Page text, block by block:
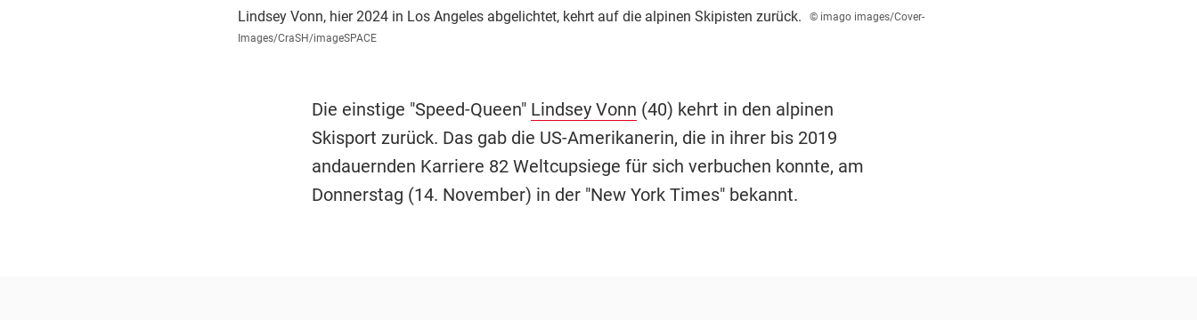
Lindsey Vonn, hier 2024 in Los Angeles abgelichtet, kehrt auf die alpinen Skipisten zurück.
© imago images/Cover-
Images/CraSH/imageSPACE
Die einstige "Speed-Queen" Lindsey Vonn (40) kehrt in den alpinen
Skisport zurück. Das gab die US-Amerikanerin, die in ihrer bis 2019
andauernden Karriere 82 Weltcupsiege für sich verbuchen konnte, am
Donnerstag (14. November) in der "New York Times" bekannt.